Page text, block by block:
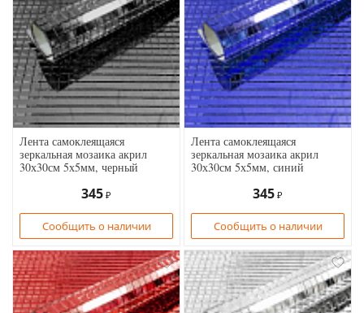
Лента самоклеящаяся
зеркальная мозаика акрил
30х30см 5х5мм, черный
345 ₽
Сообщить о наличии
Лента самоклеящаяся
зеркальная мозаика акрил
30х30см 5х5мм, синий
345 ₽
Сообщить о наличии